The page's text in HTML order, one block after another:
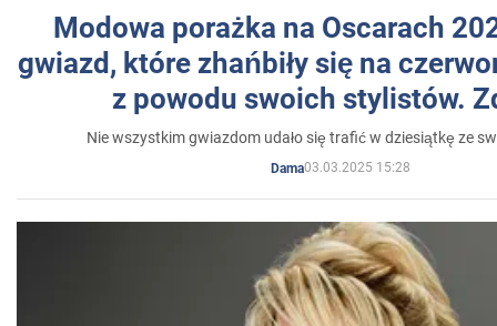
Modowa porażka na Oscarach
gwiazd, które zhańbiły się na
z powodu swoich stylistów.
Nie wszystkim gwiazdom udało się trafić w dziesiątkę ze
Dama03.03.2025 15:28